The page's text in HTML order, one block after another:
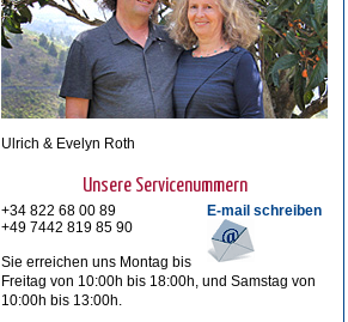
Ulrich & Evelyn Roth
Unsere Servicenummern
E-mail schreiben
+34 822 68 00 89
+49 7442 819 85 90
Sie erreichen uns Montag bis
Freitag von 10:00h bis 18:00h, und Samstag von
10:00h bis 13:00h.